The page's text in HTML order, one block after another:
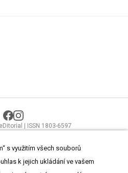
| ISSN 1803-6597
aZásady zpracování osobních údajů
s využitím všech souborů
k jejich ukládání ve vašem